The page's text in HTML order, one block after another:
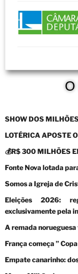
Galeria de Fotos
O
SHOW DOS
LOTÉRICA APOSTE
💰R$ 300 MILHÕES
Fonte Nova lotada
Somos a Igreja de
Eleições 2026:
exclusivamente pela
A remada norueguesa
França começa ”
Empate canarinho: